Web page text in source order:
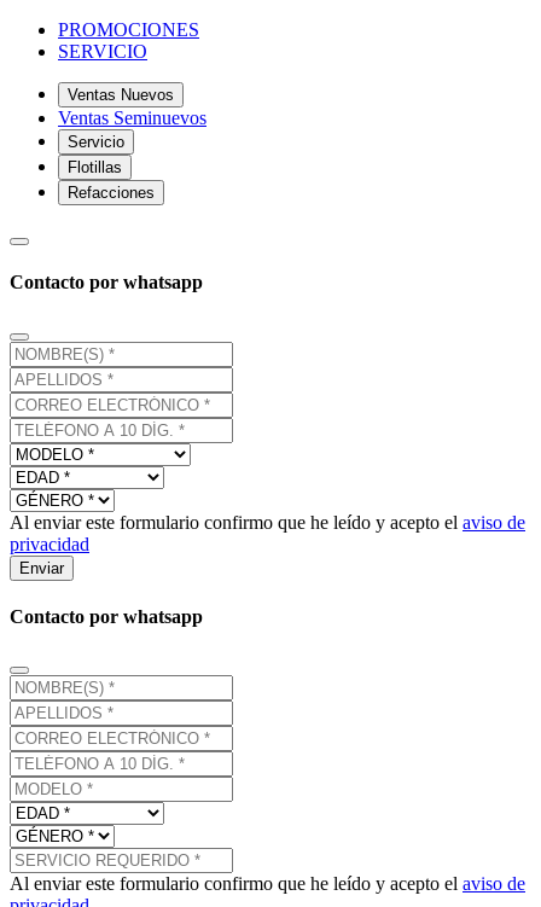
PROMOCIONES
SERVICIO
Ventas Nuevos
Ventas Seminuevos
Servicio
Flotillas
Refacciones
Contacto por whatsapp
Al enviar este formulario confirmo que he leído y acepto el aviso de
privacidad
Enviar
Contacto por whatsapp
Al enviar este formulario confirmo que he leído y acepto el aviso de